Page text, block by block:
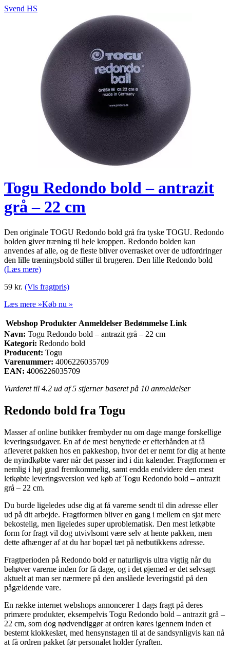
Svend HS
Togu Redondo bold – antrazit
grå – 22 cm
Den originale TOGU Redondo bold grå fra tyske TOGU. Redondo
bolden giver træning til hele kroppen. Redondo bolden kan
anvendes af alle, og de fleste bliver overrasket over de udfordringer
den lille træningsbold stiller til brugeren. Den lille Redondo bold
(Læs mere)
59 kr. (Vis fragtpris)
Læs mere »Køb nu »
Webshop Produkter Anmeldelser Bedømmelse Link
Navn: Togu Redondo bold – antrazit grå – 22 cm
Kategori: Redondo bold
Producent: Togu
Varenummer: 4006226035709
EAN: 4006226035709
Vurderet til 4.2 ud af 5 stjerner baseret på 10 anmeldelser
Redondo bold fra Togu
Masser af online butikker frembyder nu om dage mange forskellige
leveringsudgaver. En af de mest benyttede er efterhånden at få
afleveret pakken hos en pakkeshop, hvor det er nemt for dig at hente
de nyindkøbte varer når det passer ind i din kalender. Fragtformen er
nemlig i høj grad fremkommelig, samt endda endvidere den mest
letkøbte leveringsversion ved køb af Togu Redondo bold – antrazit
grå – 22 cm.
Du burde ligeledes udse dig at få varerne sendt til din adresse eller
ud på dit arbejde. Fragtformen bliver en gang i mellem en sjat mere
bekostelig, men ligeledes super uproblematisk. Den mest letkøbte
form for fragt vil dog utvivlsomt være selv at hente pakken, men
dette afhænger af at du har bopæl tæt på netbutikkens adresse.
Fragtperioden på Redondo bold er naturligvis ultra vigtig når du
behøver varerne inden for få dage, og i det øjemed er det selvsagt
aktuelt at man ser nærmere på den anslåede leveringstid på den
pågældende vare.
En række internet webshops annoncerer 1 dags fragt på deres
primære produkter, eksempelvis Togu Redondo bold – antrazit grå –
22 cm, som dog nødvendiggør at ordren køres igennem inden et
bestemt klokkeslæt, med hensynstagen til at de sandsynligvis kan nå
at få ordren pakket før personalet holder fyraften.